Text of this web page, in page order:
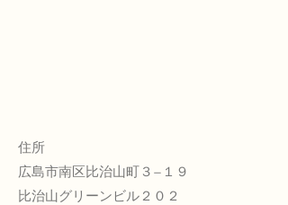
住所
広島市南区比治山町３−１９
比治山グリーンビル２０２